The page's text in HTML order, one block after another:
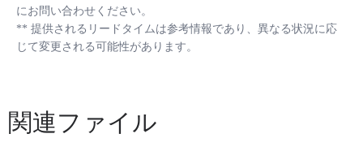
にお問い合わせください。
** 提供されるリードタイムは参考情報であり、異なる状況に応
じて変更される可能性があります。
関連ファイル